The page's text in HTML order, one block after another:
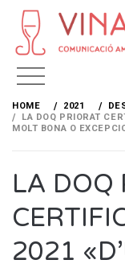
Skip
content
HOME 2021
LA DOQ PRIORAT
MOLT BONA O
LA DOQ
2021